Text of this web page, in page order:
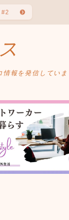
#2
情報を発信してい